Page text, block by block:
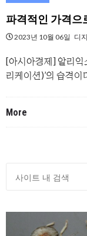
파격적인 가격으
2023년 10월 06일 디
[아시아경제] 알리익
리케이션)’의 습격이
More